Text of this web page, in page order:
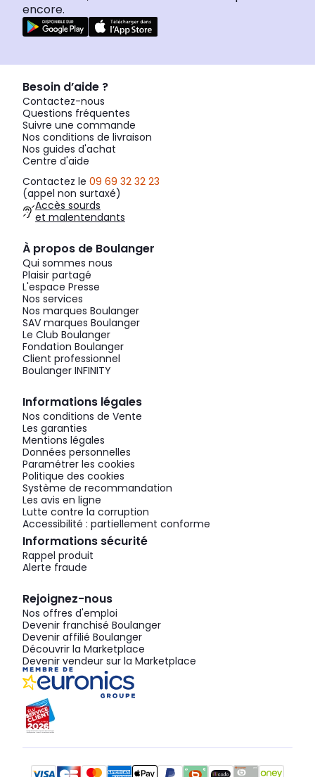
encore.
Besoin d’aide ?
Contactez-nous
Questions fréquentes
Suivre une commande
Nos conditions de livraison
Nos guides d'achat
Centre d'aide
Contactez le 09 69 32 32 23
(appel non surtaxé)
Accès sourds
et malentendants
À propos de Boulanger
Qui sommes nous
Plaisir partagé
L'espace Presse
Nos services
Nos marques Boulanger
SAV marques Boulanger
Le Club Boulanger
Fondation Boulanger
Client professionnel
Boulanger INFINITY
Informations légales
Nos conditions de Vente
Les garanties
Mentions légales
Données personnelles
Paramétrer les cookies
Politique des cookies
Système de recommandation
Les avis en ligne
Lutte contre la corruption
Accessibilité : partiellement conforme
Informations sécurité
Rappel produit
Alerte fraude
Rejoignez-nous
Nos offres d'emploi
Devenir franchisé Boulanger
Devenir affilié Boulanger
Découvrir la Marketplace
Devenir vendeur sur la Marketplace